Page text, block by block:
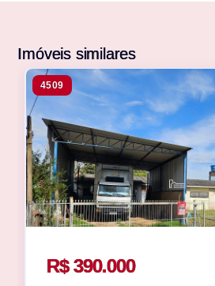
Imóveis similares
4509
R$ 390.000